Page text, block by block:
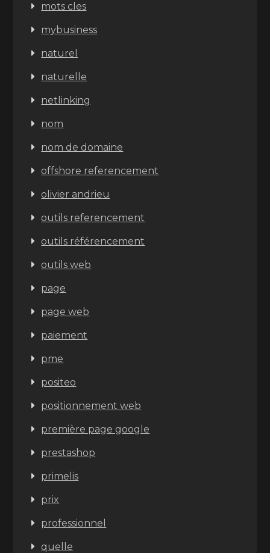
mots cles
mybusiness
naturel
naturelle
netlinking
nom
nom de domaine
offshore referencement
olivier andrieu
outils referencement
outils référencement
outils web
page
page web
paiement
pme
positeo
positionnement web
première page google
prestashop
primelis
prix
professionnel
quelle